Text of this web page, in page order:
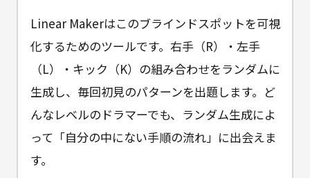
Linear Makerはこのブラインドスポットを可視
化するためのツールです。右手（R）・左手
（L）・キック（K）の組み合わせをランダムに
生成し、毎回初見のパターンを出題します。ど
んなレベルのドラマーでも、ランダム生成によ
って「自分の中にない手順の流れ」に出会えま
す。